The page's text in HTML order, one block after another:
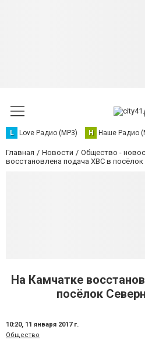
L Love Радио (MP3) Н Наше Радио
Главная Новости Общество -
восстановлена подача ХВС в
На Камчатке
посёлок
10:20, 11 января 2017 г.
Общество